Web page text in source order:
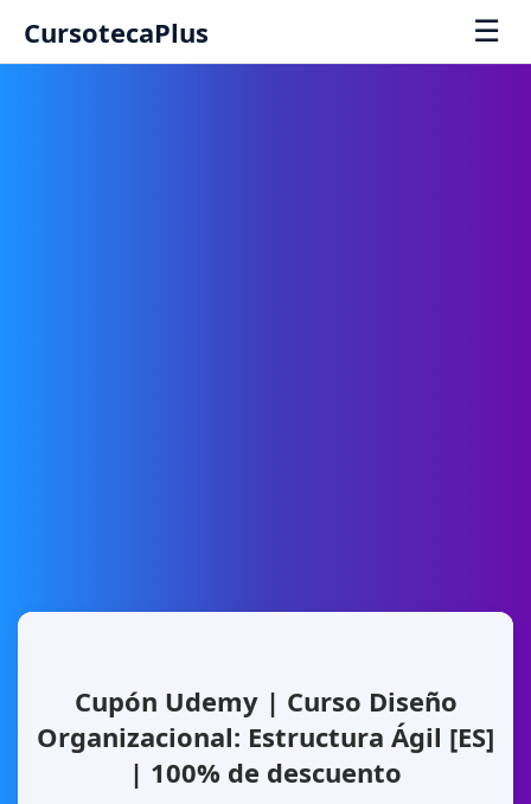
CursotecaPlus ☰
Cupón Udemy | Curso Diseño
Organizacional: Estructura Ágil [ES]
| 100% de descuento